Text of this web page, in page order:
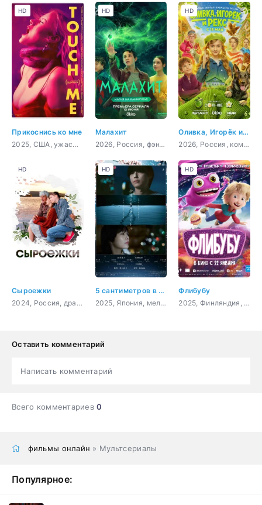
Прикоснись ко мне
2025, США, ужасы, фантастика, драма, комедия
HD
Малахит
2026, Россия, фэнтези, приключения, семейный
HD
Оливка, Игорёк и Рекс
2026, Россия, комедия, семейный
HD
Сыроежки
2024, Россия, драма
HD
5 сантиметров в секунду
2025, Япония, мелодрама, драма
HD
Флибубу
2025, Финляндия, мультфильм, фэнтези, комедия, приключения, семейный
HD
Оставить комментарий
Написать комментарий
Всего комментариев0
фильмы онлайн » Мультсериалы
Популярное: